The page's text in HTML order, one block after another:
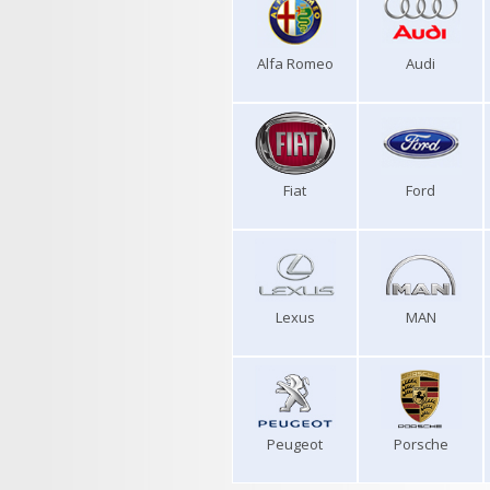
Alfa Romeo Audi
Fiat Ford
Lexus MAN
Peugeot Porsche